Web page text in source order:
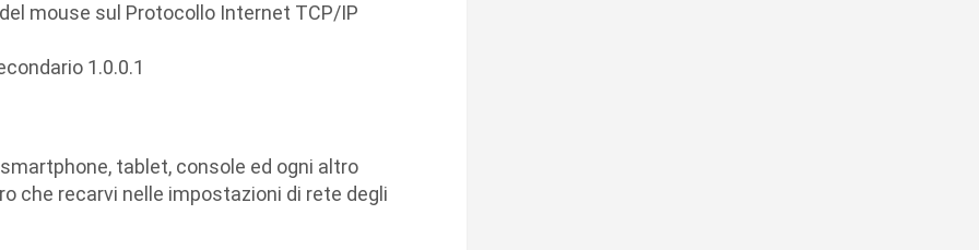
mouse sul Protocollo Internet TCP/IP
1.0.0.1
tablet, console ed ogni altro
che recarvi nelle impostazioni di rete degli